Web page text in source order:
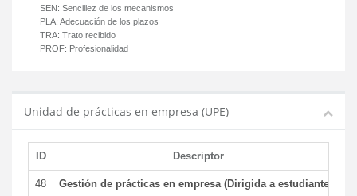
SEN: Sencillez de los mecanismos
PLA: Adecuación de los plazos
TRA: Trato recibido
PROF: Profesionalidad
Unidad de prácticas en empresa (UPE)
ID Descriptor
48 Gestión de prácticas en empresa (Dirigida a estudiantes)